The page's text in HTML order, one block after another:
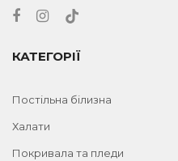
КАТЕГОРІЇ
Постільна білизна
Халати
Покривала та пледи